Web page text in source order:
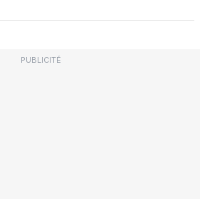
PUBLICITÉ